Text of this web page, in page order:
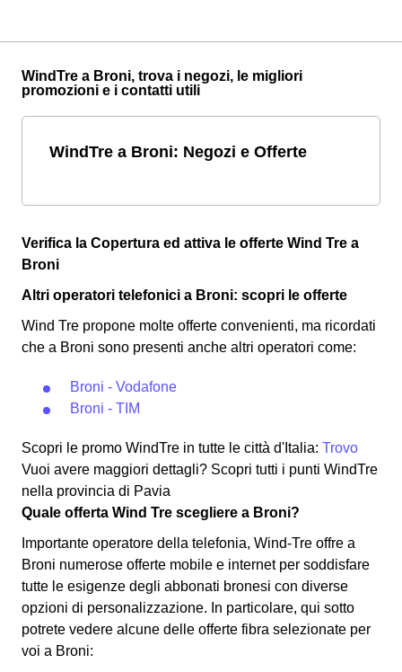
WindTre a Broni, trova i negozi, le migliori
promozioni e i contatti utili
WindTre a Broni: Negozi e Offerte
Verifica la Copertura ed attiva le offerte Wind Tre a
Broni
Altri operatori telefonici a Broni: scopri le offerte
Wind Tre propone molte offerte convenienti, ma ricordati
che a Broni sono presenti anche altri operatori come:
Broni - Vodafone
Broni - TIM
Scopri le promo WindTre in tutte le città d'Italia: Trovo
Vuoi avere maggiori dettagli? Scopri tutti i punti WindTre
nella provincia di Pavia
Quale offerta Wind Tre scegliere a Broni?
Importante operatore della telefonia, Wind-Tre offre a
Broni numerose offerte mobile e internet per soddisfare
tutte le esigenze degli abbonati bronesi con diverse
opzioni di personalizzazione. In particolare, qui sotto
potrete vedere alcune delle offerte fibra selezionate per
voi a Broni: